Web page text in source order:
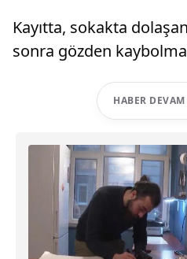
Kayıtta, sokakta
sonra gözden
HABER